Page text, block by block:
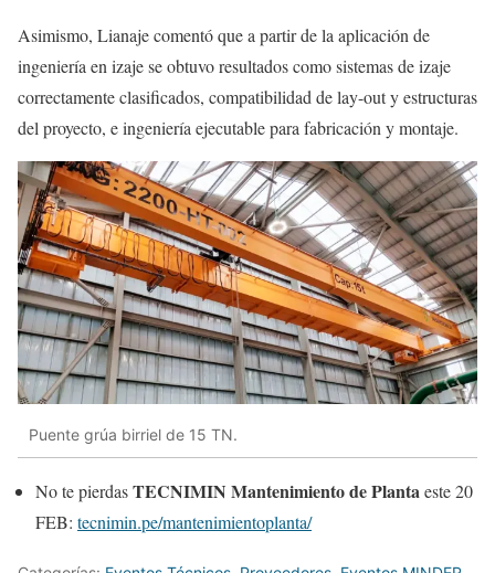
Asimismo, Lianaje comentó que a partir de la aplicación de
ingeniería en izaje se obtuvo resultados como sistemas de izaje
correctamente clasificados, compatibilidad de lay-out y estructuras
del proyecto, e ingeniería ejecutable para fabricación y montaje.
Puente grúa birriel de 15 TN.
No te pierdasTECNIMIN Mantenimiento de Plantaeste 20
FEB: tecnimin.pe/mantenimientoplanta/